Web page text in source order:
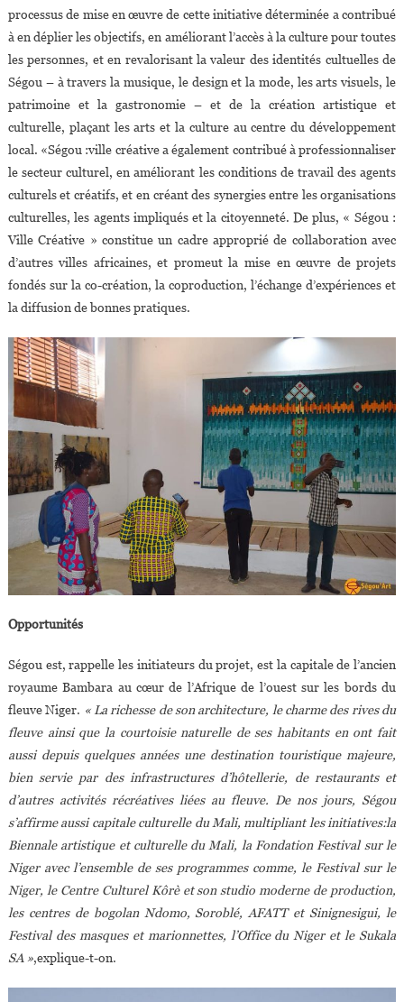
processus de mise en œuvre de cette initiative déterminée a contribué
à en déplier les objectifs, en améliorant l’accès à la culture pour toutes
les personnes, et en revalorisant la valeur des identités cultuelles de
Ségou – à travers la musique, le design et la mode, les arts visuels, le
patrimoine et la gastronomie – et de la création artistique et
culturelle, plaçant les arts et la culture au centre du développement
local. «Ségou :ville créative a également contribué à professionnaliser
le secteur culturel, en améliorant les conditions de travail des agents
culturels et créatifs, et en créant des synergies entre les organisations
culturelles, les agents impliqués et la citoyenneté. De plus, « Ségou :
Ville Créative » constitue un cadre approprié de collaboration avec
d’autres villes africaines, et promeut la mise en œuvre de projets
fondés sur la co-création, la coproduction, l’échange d’expériences et
la diffusion de bonnes pratiques.
Opportunités
Ségou est, rappelle les initiateurs du projet, est la capitale de l’ancien
royaume Bambara au cœur de l’Afrique de l’ouest sur les bords du
fleuve Niger. « La richesse de son architecture, le charme des rives du
fleuve ainsi que la courtoisie naturelle de ses habitants en ont fait
aussi depuis quelques années une destination touristique majeure,
bien servie par des infrastructures d’hôtellerie, de restaurants et
d’autres activités récréatives liées au fleuve. De nos jours, Ségou
s’affirme aussi capitale culturelle du Mali, multipliant les initiatives:la
Biennale artistique et culturelle du Mali, la Fondation Festival sur le
Niger avec l’ensemble de ses programmes comme, le Festival sur le
Niger, le Centre Culturel Kôrè et son studio moderne de production,
les centres de bogolan Ndomo, Soroblé, AFATT et Sinignesigui, le
Festival des masques et marionnettes, l’Office du Niger et le Sukala
SA »,explique-t-on.